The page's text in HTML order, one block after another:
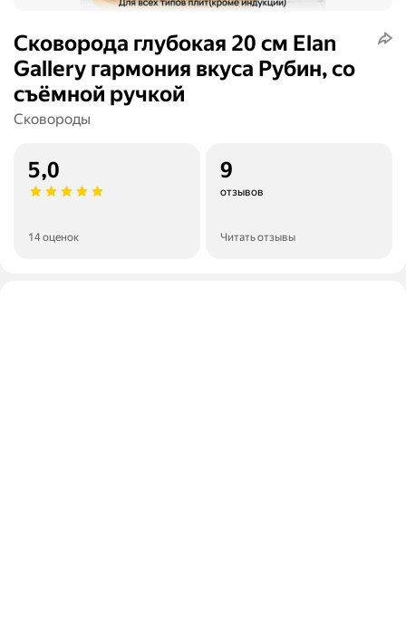
Сковорода глубокая 20 см Elan
Gallery гармония вкуса Рубин, со
съёмной ручкой
Сковороды
5,0
14 оценок
9
отзывов
Читать отзывы